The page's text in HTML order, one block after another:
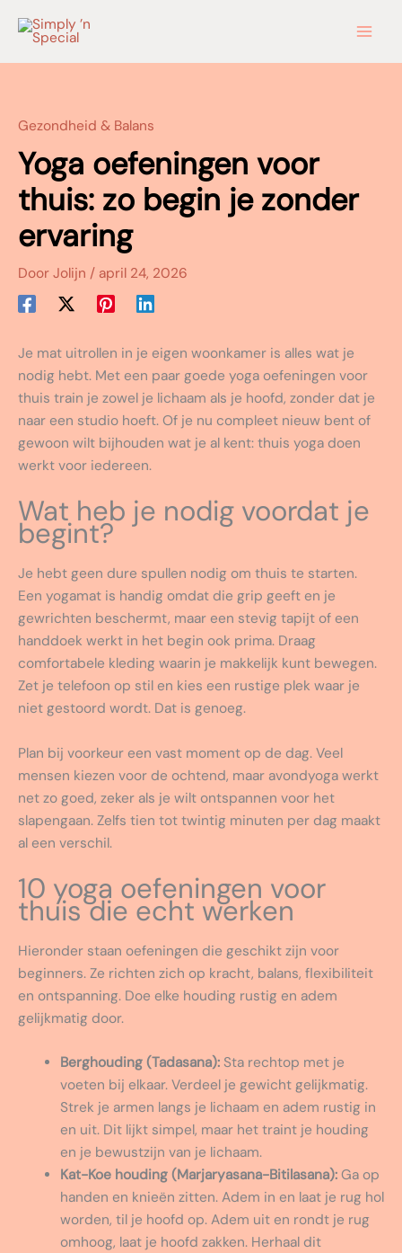
naar
Gezondheid & Balans
Yoga oefeningen voor
thuis: zo begin je zonder
ervaring
Door Jolijn / april 24, 2026
Je mat uitrollen in je eigen woonkamer is alles wat je
nodig hebt. Met een paar goede yoga oefeningen voor
thuis train je zowel je lichaam als je hoofd, zonder dat je
naar een studio hoeft. Of je nu compleet nieuw bent of
gewoon wilt bijhouden wat je al kent: thuis yoga doen
werkt voor iedereen.
Wat heb je nodig voordat je
begint?
Je hebt geen dure spullen nodig om thuis te starten.
Een yogamat is handig omdat die grip geeft en je
gewrichten beschermt, maar een stevig tapijt of een
handdoek werkt in het begin ook prima. Draag
comfortabele kleding waarin je makkelijk kunt bewegen.
Zet je telefoon op stil en kies een rustige plek waar je
niet gestoord wordt. Dat is genoeg.
Plan bij voorkeur een vast moment op de dag. Veel
mensen kiezen voor de ochtend, maar avondyoga werkt
net zo goed, zeker als je wilt ontspannen voor het
slapengaan. Zelfs tien tot twintig minuten per dag maakt
al een verschil.
10 yoga oefeningen voor
thuis die echt werken
Hieronder staan oefeningen die geschikt zijn voor
beginners. Ze richten zich op kracht, balans, flexibiliteit
en ontspanning. Doe elke houding rustig en adem
gelijkmatig door.
Berghouding (Tadasana):Sta rechtop met je
voeten bij elkaar. Verdeel je gewicht gelijkmatig.
Strek je armen langs je lichaam en adem rustig in
en uit. Dit lijkt simpel, maar het traint je houding
en je bewustzijn van je lichaam.
Kat-Koe houding (Marjaryasana-Bitilasana):Ga op
handen en knieën zitten. Adem in en laat je rug hol
worden, til je hoofd op. Adem uit en rondt je rug
omhoog, laat je hoofd zakken. Herhaal dit